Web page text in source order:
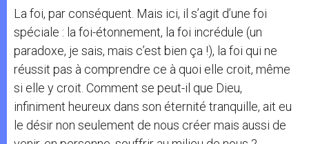
La foi, par conséquent. Mais ici, il s’agit d’une foi
spéciale : la foi-étonnement, la foi incrédule (un
paradoxe, je sais, mais c’est bien ça !), la foi qui ne
réussit pas à comprendre ce à quoi elle croit, même
si elle y croit. Comment se peut-il que Dieu,
infiniment heureux dans son éternité tranquille, ait eu
le désir non seulement de nous créer mais aussi de